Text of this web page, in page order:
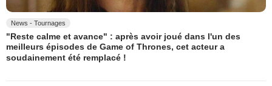
News - Tournages
"Reste calme et avance" : après avoir joué dans l'un des
meilleurs épisodes de Game of Thrones, cet acteur a
soudainement été remplacé !